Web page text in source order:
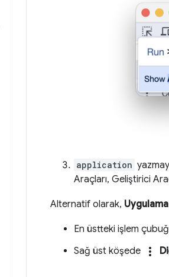
application
Araçları, Geliştirici
Alternatif olarak, Uygulama
En üstteki işlem
Sağ üst köşede
more_vert